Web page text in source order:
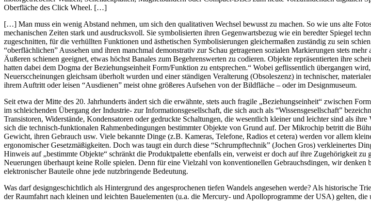
Oberfläche des Click Wheel. […]
[…] Man muss ein wenig Abstand nehmen, um sich den qualitativen Wechsel bewusst zu machen. So wie uns alte
mechanischen Zeiten stark und ausdrucksvoll. Sie symbolisierten ihren Gegenwartsbezug wie ein beredter Spiegel
zugeschnitten, für die verhüllten Funktionen und ästhetischen Symbolisierungen gleichermaßen zuständig zu sein
“oberflächlichen” Aussehen und ihren manchmal demonstrativ zur Schau getragenen sozialen Markierungen stets
Äußeren schienen geeignet, etwas höchst Banales zum Begehrenswerten zu codieren. Objekte repräsentierten ihre
hatten dabei dem Dogma der Beziehungseinheit Form/Funktion zu entsprechen.“ Wobei geflissentlich übergangen
Neuersccheinungen gleichsam überholt wurden und einer ständigen Veralterung (Obsoleszenz) in technischer,
ihrem Auftritt oder leisen “Ausdienen” meist ohne größeres Aufsehen von der Bildfläche – oder im Designmuseum.
Seit etwa der Mitte des 20. Jahrhunderts ändert sich die erwähnte, stets auch fragile „Beziehungseinheit“ zwischen
im schleichenden Übergang der Industrie- zur Informationsgesellschaft, die sich auch als “Wissensgesellschaft”
Transistoren, Widerstände, Kondensatoren oder gedruckte Schaltungen, die wesentlich kleiner und leichter sind als
sich die technisch-funktionalen Rahmenbedingungen bestimmter Objekte von Grund auf. Der Mikrochip betritt die
Gewicht, ihren Gebrauch usw. Viele bekannte Dinge (z.B. Kameras, Telefone, Radios et cetera) werden vor allem
ergonomischer Gesetzmäßigkeiten. Doch was taugt ein durch diese “Schrumpftechnik” (Jochen Gros) verkleinertes
Hinweis auf „bestimmte Objekte“ schränkt die Produktpalette ebenfalls ein, verweist er doch auf ihre Zugehörigkeit zu
Neuerungen überhaupt keine Rolle spielen. Denn für eine Vielzahl von konventionellen Gebrauchsdingen, wir denken
elektronischer Bauteile ohne jede nutzbringende Bedeutung.
Was darf designgeschichtlich als Hintergrund des angesprochenen tiefen Wandels angesehen werde? Als historische
der Raumfahrt nach kleinen und leichten Bauelementen (u.a. die Mercury- und Apolloprogramme der USA) gelten,